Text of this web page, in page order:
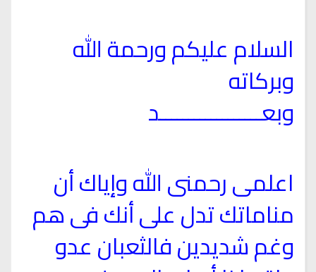
السلام عليكم ورحمة الله
وبركاته
وبعــــــــــــــــــد
اعلمى رحمنى الله وإياك أن
مناماتك تدل على أنك فى هم
وغم شديدين فالثعبان عدو